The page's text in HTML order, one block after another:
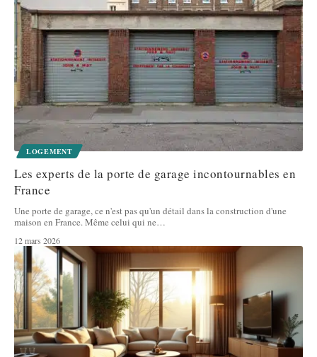
LOGEMENT
Les experts de la porte de garage incontournables en
France
Une porte de garage, ce n'est pas qu'un détail dans la construction d'une
maison en France. Même celui qui ne…
12 mars 2026